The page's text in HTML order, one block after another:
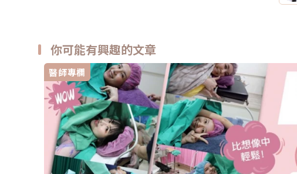
你可能有興趣的文章
醫師專欄